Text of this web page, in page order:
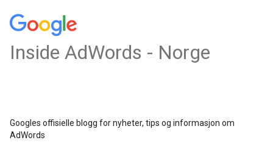
Inside AdWords - Norge
Googles offisielle blogg for nyheter, tips og informasjon om
AdWords